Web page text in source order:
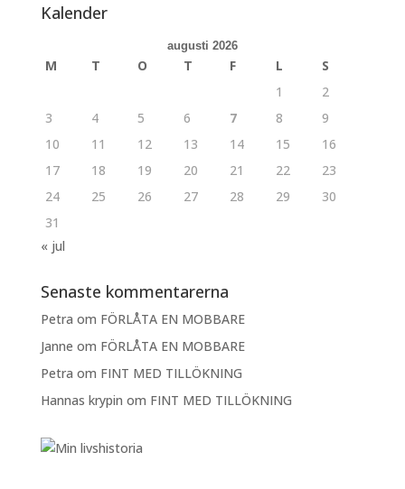
Kalender
augusti 2026
M T O T F L
S
1
2
3
4 5 6 7 8
9
10
11 12 13 14 15
16
17
18 19 20 21 22
23
24
25 26 27 28 29
30
31
« jul
Senaste kommentarerna
Petra om FÖRLÅTA EN MOBBARE
Janne om FÖRLÅTA EN MOBBARE
Petra om FINT MED TILLÖKNING
Hannas krypin om FINT MED TILLÖKNING